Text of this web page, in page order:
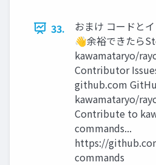
33.
おまけ コードと
👋余裕できたら
kawamataryo/
Contributor
github.com
kawamataryo/
Contribute to
commands...
https://
commands